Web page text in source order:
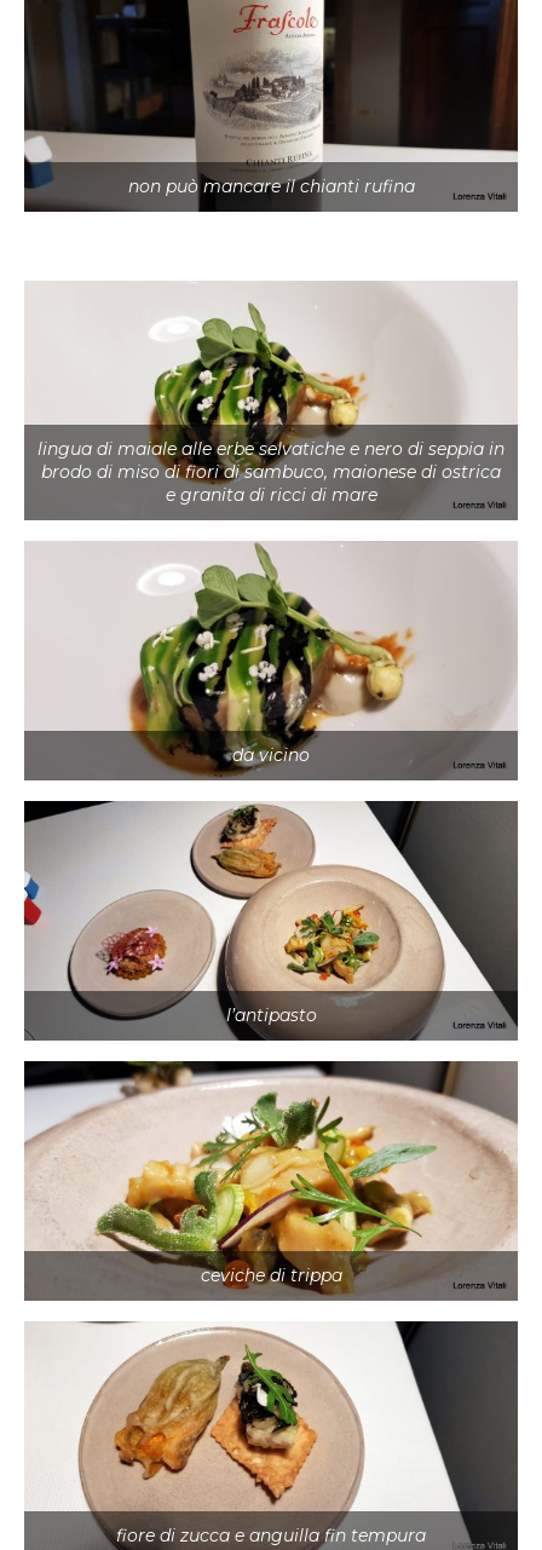
non può mancare il chianti rufina
lingua di maiale alle erbe selvatiche e nero di seppia in
brodo di miso di fiori di sambuco, maionese di ostrica
e granita di ricci di mare
da vicino
l’antipasto
ceviche di trippa
fiore di zucca e anguilla fin tempura